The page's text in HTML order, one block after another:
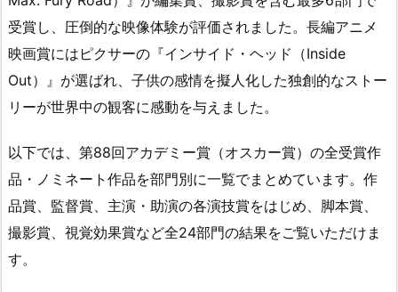
受賞し、圧倒的な映像体験が評価されました。長編アニメ
映画賞にはピクサーの『インサイド・ヘッド（Inside
Out）』が選ばれ、子供の感情を擬人化した独創的なストー
リーが世界中の観客に感動を与えました。
以下では、第88回アカデミー賞（オスカー賞）の全受賞作
品・ノミネート作品を部門別に一覧でまとめています。作
品賞、監督賞、主演・助演の各演技賞をはじめ、脚本賞、
撮影賞、視覚効果賞など全24部門の結果をご覧いただけま
す。